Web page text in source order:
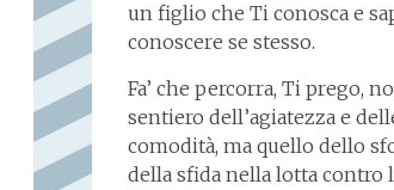
un figlio che Ti conosca e
conoscere se stesso.
Fa’ che percorra, Ti prego,
sentiero dell’agiatezza e
comodità, ma quello dello
della sfida nella lotta contro